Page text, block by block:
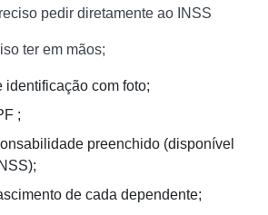
pedir diretamente ao INSS
ter em mãos;
identificação com foto;
;
preenchido (disponível
de cada dependente;